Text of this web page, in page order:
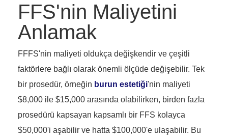
FFS'nin Maliyetini
Anlamak
FFFS'nin maliyeti oldukça değişkendir ve çeşitli
faktörlere bağlı olarak önemli ölçüde değişebilir. Tek
bir prosedür, örneğin burun estetiği'nin maliyeti
$8,000 ile $15,000 arasında olabilirken, birden fazla
prosedürü kapsayan kapsamlı bir FFS kolayca
$50,000'i aşabilir ve hatta $100,000'e ulaşabilir. Bu